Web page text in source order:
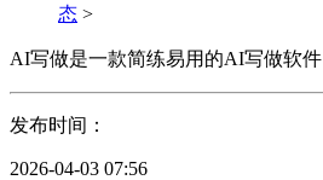
态 >
AI写做是一款简练易用的AI写做软件
发布时间：
2026-04-03 07:56